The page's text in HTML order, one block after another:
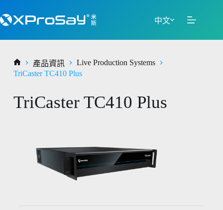
中文
產品資訊
Live Production Systems
TriCaster TC410 Plus
TriCaster TC410 Plus